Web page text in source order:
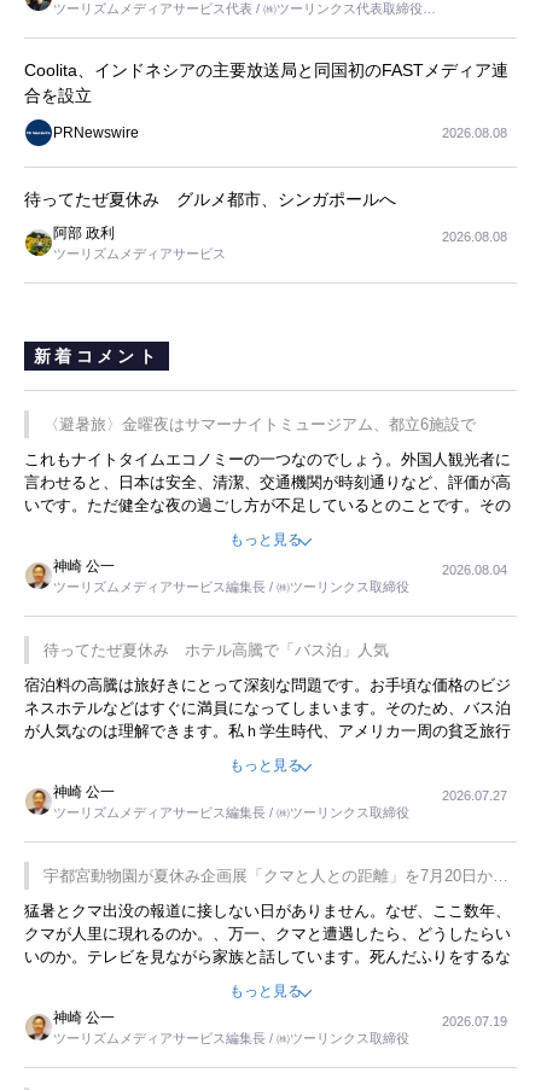
ツーリズムメディアサービス代表 / ㈱ツーリンクス代表取締役社
Coolita、インドネシアの主要放送局と同国初のFASTメディア連
合を設立
PRNewswire 2026.08.08
待ってたぜ夏休み グルメ都市、シンガポールへ
阿部 政利
ツーリズムメディアサービス
2026.08.08
新着コメント
〈避暑旅〉金曜夜はサマーナイトミュージアム、都立6施設で
これもナイトタイムエコノミーの一つなのでしょう。外国人観光者に
言わせると、日本は安全、清潔、交通機関が時刻通りなど、評価が高
いです。ただ健全な夜の過ごし方が不足しているとのことです。その
ような意味で、金曜夜にこのようなイベントが行われれば、日本人に
限らず外国人にとっても楽しみが増えるでしょうね。
もっと見る
神崎 公一
ツーリズムメディアサービス編集長 / ㈱ツーリンクス取締役
2026.08.04
待ってたぜ夏休み ホテル高騰で「バス泊」人気
宿泊料の高騰は旅好きにとって深刻な問題です。お手頃な価格のビジ
ネスホテルなどはすぐに満員になってしまいます。そのため、バス泊
が人気なのは理解できます。私ｈ学生時代、アメリカ一周の貧乏旅行
をした時は、移動はグレイハウンドバスでした。夕方から夜の便を利
用してホテル代を浮かせていました。ただし、若いからできたことで
す。若い人が夜行バスで京都に行った、青森に行ったと聞くと、疲れ
が残らないのかなと思ってしまいます。
もっと見る
神崎 公一
ツーリズムメディアサービス編集長 / ㈱ツーリンクス取締役
2026.07.27
宇都宮動物園が夏休み企画展「クマと人との距離」を7月20日から
開催
猛暑とクマ出没の報道に接しない日がありません。なぜ、ここ数年、
クマが人里に現れるのか。、万一、クマと遭遇したら、どうしたらい
いのか。テレビを見ながら家族と話しています。死んだふりをするな
んてことは、冗談でもいえません。そんな中で、この企画展はタイム
もっと見る
神崎 公一
ツーリズムメディアサービス編集長 / ㈱ツーリンクス取締役
2026.07.19